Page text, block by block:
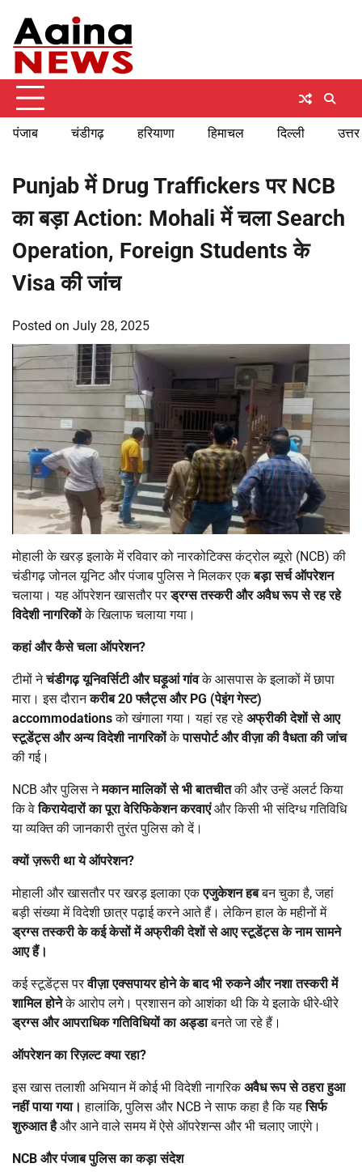
content
पंजाब चंडीगढ़ हरियाणा हिमाचल दिल्ली
Punjab में Drug Traffickers पर NCB
का बड़ा Action: Mohali में चला Search
Operation, Foreign Students के
Visa की जांच
Posted on July 28, 2025
मोहाली के खरड़ इलाके में रविवार को नारकोटिक्स कंट्रोल ब्यूरो (NCB) की
चंडीगढ़ जोनल यूनिट और पंजाब पुलिस ने मिलकर एकबड़ा सर्च ऑपरेशन
चलाया। यह ऑपरेशन खासतौर परड्रग्स तस्करी और अवैध रूप से रह रहे
विदेशी नागरिकोंके खिलाफ चलाया गया।
कहां और कैसे चला ऑपरेशन?
टीमों नेचंडीगढ़ यूनिवर्सिटी और घड़ूआं गांवके आसपास के इलाकों में छापा
मारा। इस दौरानकरीब 20फ्लैट्स और PG (पेइंग गेस्ट)
accommodationsको खंगाला गया। यहां रह रहे अफ्रीकी देशों से आए
स्टूडेंट्स और अन्य विदेशी नागरिकोंकेपासपोर्ट और वीज़ा की वैधता की जांच
की गई।
NCB और पुलिस नेमकान मालिकों से भी बातचीतकी और उन्हें अलर्ट किया
कि वेकिरायेदारों का पूरा वेरिफिकेशन करवाएंऔर किसी भी संदिग्ध गतिविधि
या व्यक्ति की जानकारी तुरंत पुलिस को दें।
क्यों ज़रूरी था ये ऑपरेशन?
मोहाली और खासतौर पर खरड़ इलाका एकएजुकेशन हबबन चुका है, जहां
बड़ी संख्या में विदेशी छात्र पढ़ाई करने आते हैं। लेकिन हाल के महीनों में
ड्रग्स तस्करी के कई केसों में अफ्रीकी देशों से आए स्टूडेंट्स के नाम सामने
आए हैं।
कई स्टूडेंट्स परवीज़ा एक्सपायर होने के बाद भी रुकने और नशा तस्करी में
शामिल होनेके आरोप लगे। प्रशासन को आशंका थी कि ये इलाके धीरे-धीरे
ड्रग्स और आपराधिक गतिविधियों का अड्डाबनते जा रहे हैं।
ऑपरेशन का रिज़ल्ट क्या रहा?
इस खास तलाशी अभियान में कोई भी विदेशी नागरिकअवैध रूप से ठहरा हुआ
नहीं पाया गया। हालांकि, पुलिस और NCB ने साफ कहा है कि यहसिर्फ
शुरुआत हैऔर आने वाले समय में ऐसे ऑपरेशन्स और भी चलाए जाएंगे।
NCB और पंजाब पुलिस का कड़ा संदेश